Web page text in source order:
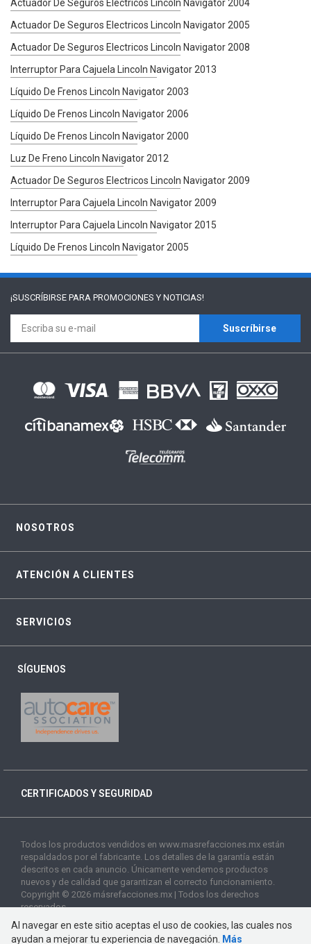
Actuador De Seguros Electricos Lincoln Navigator 2004
Actuador De Seguros Electricos Lincoln Navigator 2005
Actuador De Seguros Electricos Lincoln Navigator 2008
Interruptor Para Cajuela Lincoln Navigator 2013
Líquido De Frenos Lincoln Navigator 2003
Líquido De Frenos Lincoln Navigator 2006
Líquido De Frenos Lincoln Navigator 2000
Luz De Freno Lincoln Navigator 2012
Actuador De Seguros Electricos Lincoln Navigator 2009
Interruptor Para Cajuela Lincoln Navigator 2009
Interruptor Para Cajuela Lincoln Navigator 2015
Líquido De Frenos Lincoln Navigator 2005
¡SUSCRÍBIRSE PARA PROMOCIONES Y NOTICIAS!
Suscríbirse
NOSOTROS
ATENCIÓN A CLIENTES
SERVICIOS
SÍGUENOS
CERTIFICADOS Y SEGURIDAD
Todos los productos vendidos en www.masrefacciones.mx están
respaldados por el fabricante. Los detalles de la garantía están
descritos en cada anuncio. Únicamente vendemos productos
nuevos y de calidad que garantizan el correcto funcionamiento.
Copyright © 2026 másrefacciones.mx | Todos los derechos
reservados
Al navegar en este sitio aceptas el uso de cookies, las cuales nos
ayudan a mejorar tu experiencia de navegación.
Más